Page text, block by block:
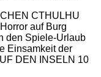
CTHULHU
auf Burg
den Spiele-Urlaub
Einsamkeit der
DEN INSELN 10